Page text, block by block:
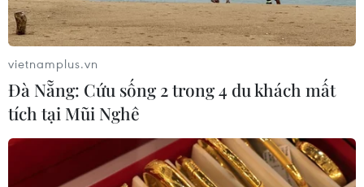
Tình hình triển khai nhà ở
cho thuê tại 5 tỉnh, thành phố phía Bắc
vietnamplus.vn
Đà Nẵng: Cứu sống 2 trong 4 du khách mất
tích tại Mũi Nghê